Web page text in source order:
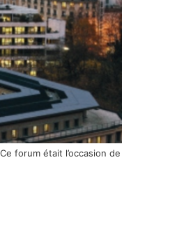
forum était l’occasion de